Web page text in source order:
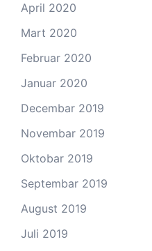
April 2020
Mart 2020
Februar 2020
Januar 2020
Decembar 2019
Novembar 2019
Oktobar 2019
Septembar 2019
August 2019
Juli 2019